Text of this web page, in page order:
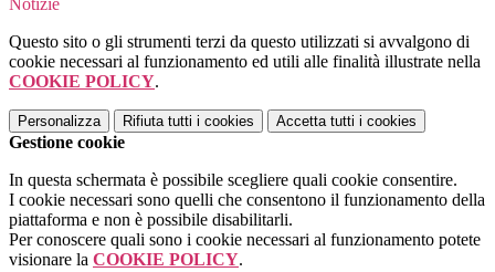
Notizie
Questo sito o gli strumenti terzi da questo utilizzati si avvalgono di
cookie necessari al funzionamento ed utili alle finalità illustrate nella
COOKIE POLICY.
Personalizza Rifiuta tutti i cookies Accetta tutti i cookies
Gestione cookie
In questa schermata è possibile scegliere quali cookie consentire.
I cookie necessari sono quelli che consentono il funzionamento della
piattaforma e non è possibile disabilitarli.
Per conoscere quali sono i cookie necessari al funzionamento potete
visionare la COOKIE POLICY.